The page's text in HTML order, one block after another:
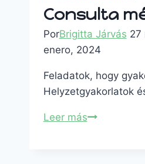
Consulta
PorBrigitta Járvás 27
enero, 2024
Feladatok, hogy
Helyzetgyakorlatok
Leer más